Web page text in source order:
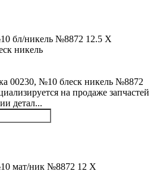
никель
00230, №10 блеск никель №8872
на продаже запчастей
детал...